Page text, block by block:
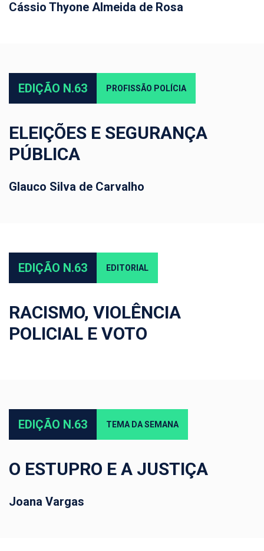
Cássio Thyone Almeida de Rosa
EDIÇÃO N.63 PROFISSÃO POLÍCIA
ELEIÇÕES E SEGURANÇA
PÚBLICA
Glauco Silva de Carvalho
EDIÇÃO N.63 EDITORIAL
RACISMO, VIOLÊNCIA
POLICIAL E VOTO
EDIÇÃO N.63 TEMA DA SEMANA
O ESTUPRO E A JUSTIÇA
Joana Vargas